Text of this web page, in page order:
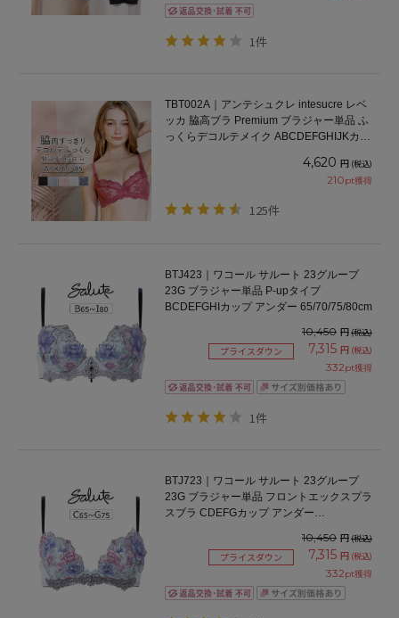
1件
TBT002A｜アンテシュクレ intesucre レベ
ッカ 脇高ブラ Premium ブラジャー単品 ふ
っくらデコルテメイク ABCDEFGHIJKカッ
4,620 円 (税込)
210pt獲得
125件
BTJ423｜ワコール サルート 23グループ
23G ブラジャー単品 P-upタイプ
BCDEFGHIカップ アンダー 65/70/75/80cm
10,450 円(税込)
プライスダウン 7,315 円 (税込)
332pt獲得
1件
BTJ723｜ワコール サルート 23グループ
23G ブラジャー単品 フロントエックスプラ
スブラ CDEFGカップ アンダー
10,450 円(税込)
プライスダウン 7,315 円 (税込)
332pt獲得